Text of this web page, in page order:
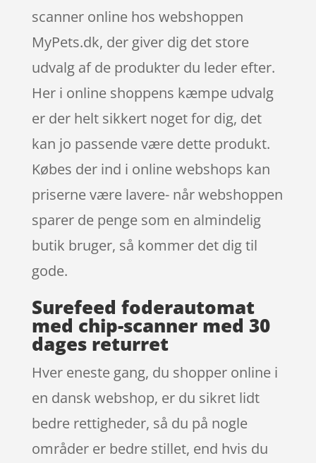
scanner online hos webshoppen
MyPets.dk, der giver dig det store
udvalg af de produkter du leder efter.
Her i online shoppens kæmpe udvalg
er der helt sikkert noget for dig, det
kan jo passende være dette produkt.
Købes der ind i online webshops kan
priserne være lavere- når webshoppen
sparer de penge som en almindelig
butik bruger, så kommer det dig til
gode.
Surefeed foderautomat
med chip-scanner med 30
dages returret
Hver eneste gang, du shopper online i
en dansk webshop, er du sikret lidt
bedre rettigheder, så du på nogle
områder er bedre stillet, end hvis du